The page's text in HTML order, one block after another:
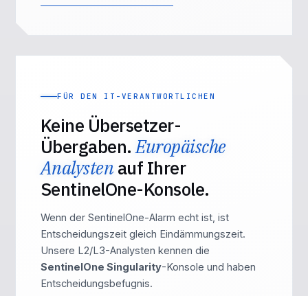
FÜR DEN IT-VERANTWORTLICHEN
Keine Übersetzer-
Übergaben.Europäische
Analystenauf Ihrer
SentinelOne-Konsole.
Wenn der SentinelOne-Alarm echt ist, ist
Entscheidungszeit gleich Eindämmungszeit.
Unsere L2/L3-Analysten kennen die
SentinelOne Singularity-Konsole und haben
Entscheidungsbefugnis.